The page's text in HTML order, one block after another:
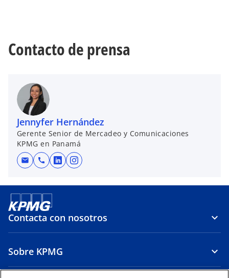
Contacto de prensa
Jennyfer Hernández
Gerente Senior de Mercadeo y Comunicaciones
KPMG en Panamá
mail call
s
r
n
u
s
r
u
Contacta con nosotros
Sobre KPMG